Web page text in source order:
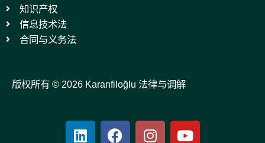
知识产权
信息技术法
合同与义务法
版权所有 © 2026 Karanfiloğlu 法律与调解
L
F
I
Y